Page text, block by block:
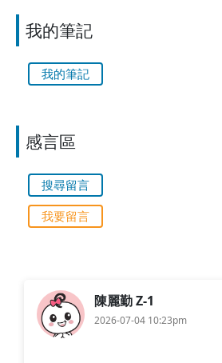
我的筆記
我的筆記
感言區
搜尋留言
我要留言
陳麗勤 Z-1
2026-07-04 10:23pm